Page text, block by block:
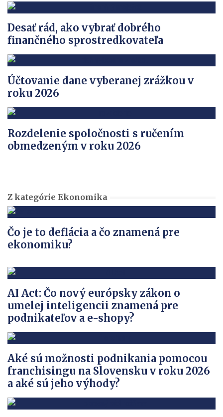
Desať rád, ako vybrať dobrého
finančného sprostredkovateľa
Účtovanie dane vyberanej zrážkou v
roku 2026
Rozdelenie spoločnosti s ručením
obmedzeným v roku 2026
Z kategórie Ekonomika
Čo je to deflácia a čo znamená pre
ekonomiku?
AI Act: Čo nový európsky zákon o
umelej inteligencii znamená pre
podnikateľov a e-shopy?
Aké sú možnosti podnikania pomocou
franchisingu na Slovensku v roku 2026
a aké sú jeho výhody?